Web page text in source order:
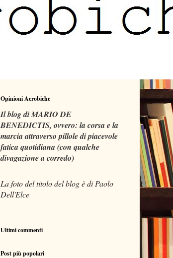
Opinioni Aerobiche
Il blog di MARIO DE
BENEDICTIS, ovvero: la corsa e la
marcia attraverso pillole di piacevole
fatica quotidiana (con qualche
divagazione a corredo)
La foto del titolo del blog è di Paolo
Dell'Elce
Ultimi commenti
Post più popolari